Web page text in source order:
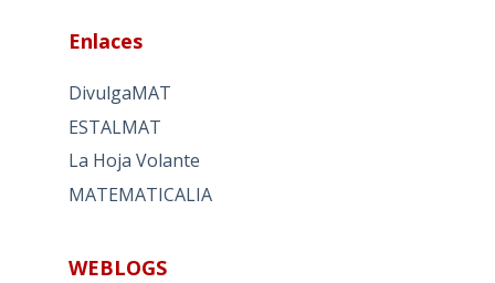
Enlaces
DivulgaMAT
ESTALMAT
La Hoja Volante
MATEMATICALIA
WEBLOGS